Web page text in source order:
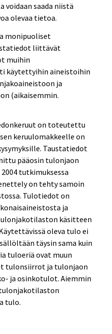
saada niistä
olevaa tietoa.
monipuoliset
liittävät
muihin
käytettyihin aineistoihin
ja
(aikaisemmin.
on toteutettu
keruulomakkeelle on
Taustatiedot
pääosin tulonjaon
tutkimuksessa
on tehty samoin
Tulotiedot on
ja
käsitteen
oleva tulo ei
täysin sama kuin
tuloeriä ovat muun
tulonsiirrot ja tulonjaon
ja osinkotulot. Aiemmin
tulo.